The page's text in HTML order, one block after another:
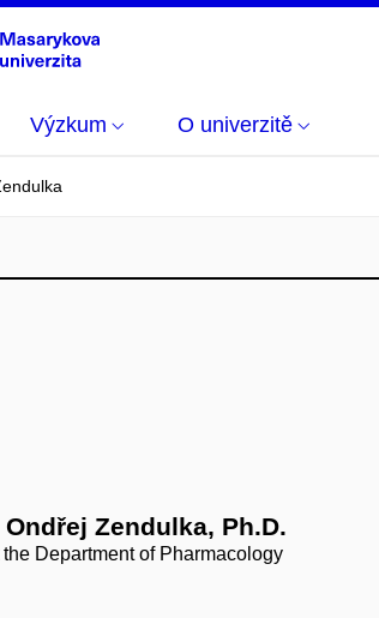
Výzkum O univerzitě
Zendulka, Ph.D.
Department of Pharmacology